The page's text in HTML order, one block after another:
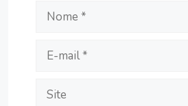
Nome
mail
Site